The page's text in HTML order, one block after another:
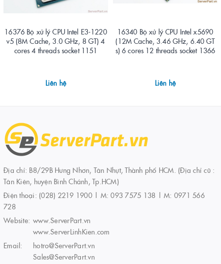
16376 Bộ xử lý CPU Intel E3-1220
v5 (8M Cache, 3.0 GHz, 8 GT) 4
cores 4 threads socket 1151
Liên hệ
16340 Bộ xử lý CPU Intel x5690
(12M Cache, 3.46 GHz, 6.40 GT
s) 6 cores 12 threads socket 1366
Liên hệ
Địa chỉ: B8/29B Hưng Nhơn, Tân Nhựt, Thành phố HCM. (Địa chỉ cũ :
Tân Kiên, huyện Bình Chánh, Tp.HCM)
Điện thoại: (028) 2219 1900 | M: 093 7575 138 | M: 0971 566
728
Website: www.ServerPart.vn
www.ServerLinhKien.com
Email:
hotro@ServerPart.vn
Sales@ServerPart.vn